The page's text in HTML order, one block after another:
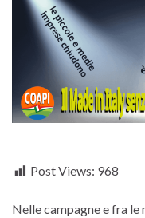
Post Views: 968
Nelle campagne e fra le